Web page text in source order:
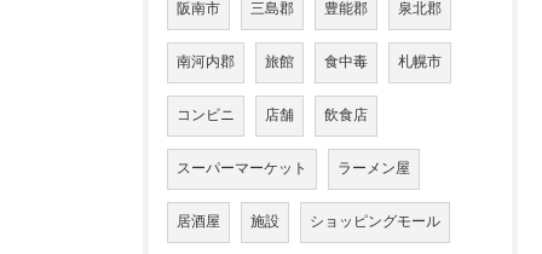
阪南市 三島郡 豊能郡 泉北郡
南河内郡 旅館 食中毒 札幌市
コンビニ 店舗 飲食店
スーパーマーケット ラーメン屋
居酒屋 施設 ショッピングモール